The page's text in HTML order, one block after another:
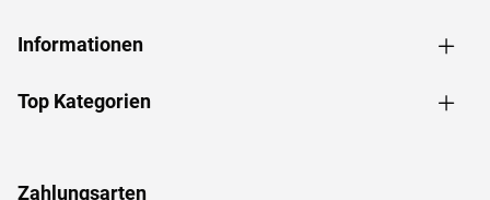
Informationen
Top Kategorien
Zahlungsarten